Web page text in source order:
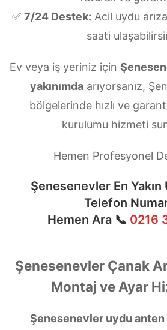
✅ 7/24 Destek: Acil uydu
saati
Ev veya iş yeriniz için
yakınımda arıyorsanız,
bölgelerinde hızlı ve
kurulumu hizmeti
Hemen Profesyonel
Şenesenevler En
Telefon
Hemen Ara 📞 0216
Şenesenevler Çanak
Montaj ve Ayar
Şenesenevler uydu